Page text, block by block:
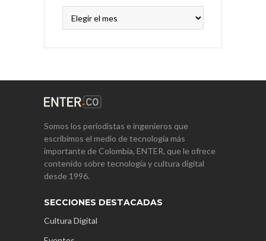
Somos los periodistas e ingenieros que
escribimos el medio de tecnología más
importante de Colombia, ENTER, que le ofrece
contenido sobre tecnología y cultura digital
desde 1996.
SECCIONES DESTACADAS
Cultura Digital